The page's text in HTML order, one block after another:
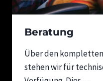
Beratung
Über den
stehen wir für